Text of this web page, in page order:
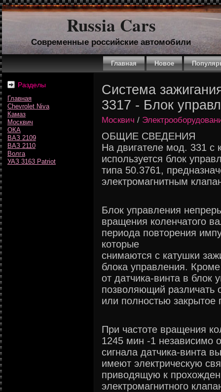
Russia Cars
Современные российские автомобили
Главная Новое
Разделы
Главная
Chevrolet Niva
Камаз
Москвич
ОКА
ВАЗ 2109
ВАЗ 2110
Волга
УАЗ 3163 Patriot
Система
3317 - Блок
Москвич /
ОБЩИЕ СВЕДЕНИЯ
На двигателе мод. 331 с
используется блок
типа 50.3761,
электромагнитным
Блок управления
вращения коленчатого
периода повторения
которые
снимаются с катушки
блока управления. Кроме
от датчика-винта в блок
позволяющий различать
или полностью закрытое
При частоте вращения
1245 мин -1 независимо
сигнала датчика-винта
имеют электрическую
приводящую к
электромагнитного